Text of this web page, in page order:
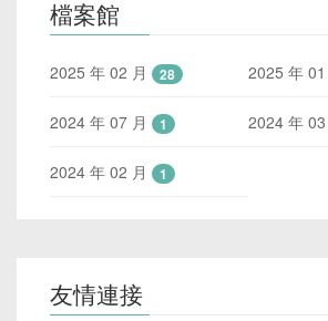
檔案館
2025 年 02 月 28 2025 年 01
2024 年 07 月 1 2024 年 03
2024 年 02 月 1
友情連接